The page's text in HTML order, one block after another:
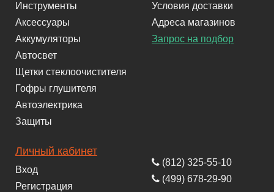
Инструменты
Аксессуары
Аккумуляторы
Автосвет
Щетки стеклоочистителя
Гофры глушителя
Автоэлектрика
Защиты
Условия доставки
Адреса магазинов
Запрос на подбор
Личный кабинет
Вход
Регистрация
(812) 325-55-10
(499) 678-29-90